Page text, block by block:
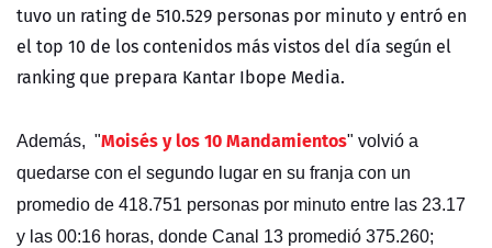
tuvo un rating de 510.529 personas por minuto y entró en
el top 10 de los contenidos más vistos del día según el
ranking que prepara Kantar Ibope Media.
Además, "Moisés y los 10 Mandamientos" volvió a
quedarse con el segundo lugar en su franja con un
promedio de 418.751 personas por minuto entre las 23.17
y las 00:16 horas, donde Canal 13 promedió 375.260;